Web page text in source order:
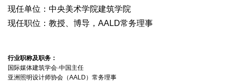
现任单位：中央美术学院建筑学院
现任职位：教授、博导，AALD常务理事
行业职称及职务：
国际媒体建筑学会·中国主任
亚洲照明设计师协会（AALD）常务理事